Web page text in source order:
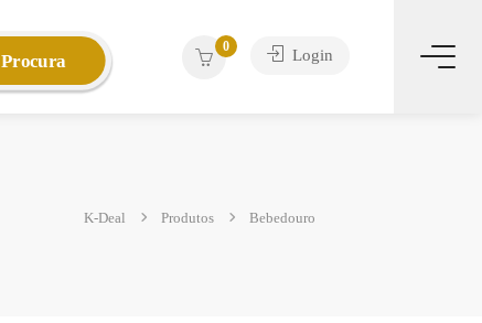
Procura
0 Login
K-Deal Produtos Bebedouro